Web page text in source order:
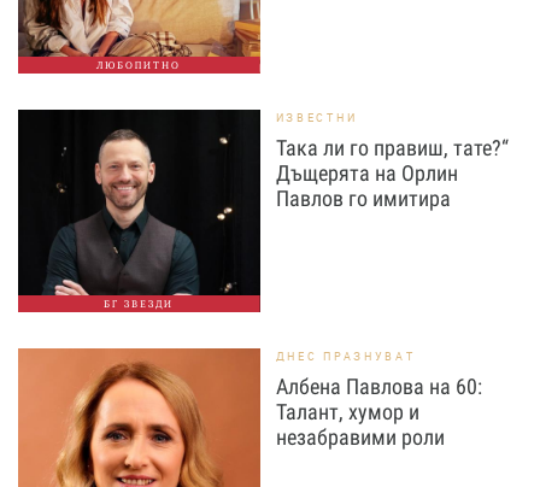
ЛЮБОПИТНО
БГ ЗВЕЗДИ
ИЗВЕСТНИ
Така ли го правиш, тате?“
Дъщерята на Орлин
Павлов го имитира
ДНЕС ПРАЗНУВАТ
Албена Павлова на 60:
Талант, хумор и
незабравими роли